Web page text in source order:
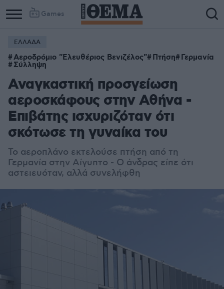
Games
Column
1
Column
ΕΛΛΑΔΑ
Αεροδρόμιο "Ελευθέριος Βενιζέλος" Πτήση Γερμανία
Σύλληψη
Αναγκαστική προσγείωση
αεροσκάφους στην Αθήνα -
Επιβάτης ισχυριζόταν ότι
σκότωσε τη γυναίκα του
Το αεροπλάνο εκτελούσε πτήση από τη
Γερμανία στην Αίγυπτο - Ο άνδρας είπε ότι
αστειευόταν, αλλά συνελήφθη